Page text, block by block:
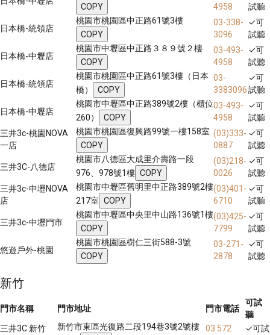
COPY 4958 試聽
日本橋-統領店
桃園市桃園區中正路61號3樓
COPY
03-338-
3096
✓可
試聽
日本橋-中壢店
桃園市中壢區中正路３８９號２樓
COPY
03-493-
4958
✓可
試聽
日本橋-統領店
桃園市桃園區中正路61號3樓（日本
橋）
COPY
03-
3383096
✓可
試聽
日本橋-中壢店
桃園市中壢區中正路389號2樓（櫃位
260）
COPY
03-493-
4958
✓可
試聽
三井3c-桃園NOVA
一店
桃園市桃園區復興路99號一樓158室
COPY
(03)333-
0887
✓可
試聽
三井3C-八德店
桃園市八德區大成里介壽路一段
976、978號1樓 COPY
(03)218-
0026
✓可
試聽
三井3c-中壢NOVA
店
桃園市中壢區舊明里中正路389號2樓
217室 COPY
(03)401-
6710
✓可
試聽
三井3c-中壢門市
桃園市中壢區中央里中山路136號1樓
COPY
(03)425-
7799
✓可
試聽
悠遊戶外-桃園
桃園市桃園區樹仁三街588-3號
COPY
03-271-
2878
✓可
試聽
新竹
門市名稱 門市地址 門市電話
可試
聽
三井3C 新竹
新竹市東區光復路二段194巷3號2號樓
03 572
✓可試